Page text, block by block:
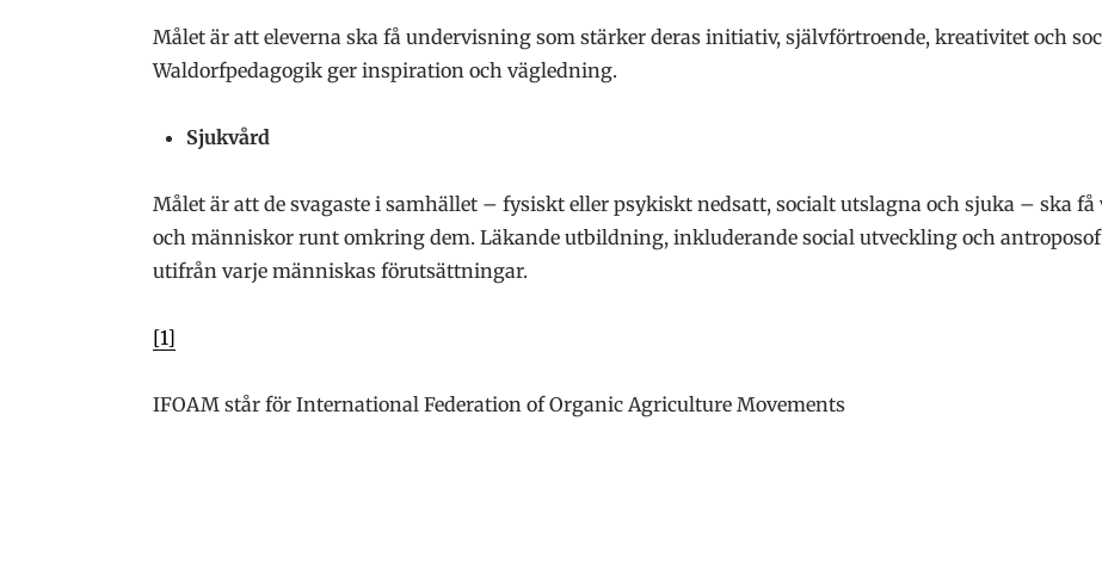
Målet är att eleverna ska få undervisning som stärker deras initiativ, självförtroende, kreativitet och
Waldorfpedagogik ger inspiration och vägledning.
Sjukvård
Målet är att de svagaste i samhället – fysiskt eller psykiskt nedsatt, socialt utslagna och sjuka – ska
och människor runt omkring dem. Läkande utbildning, inkluderande social utveckling och
utifrån varje människas förutsättningar.
[1]
IFOAM står för International Federation of Organic Agriculture Movements